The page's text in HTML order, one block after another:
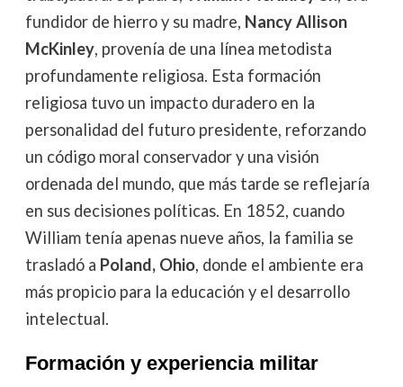
fundidor de hierro y su madre, Nancy Allison
McKinley, provenía de una línea metodista
profundamente religiosa. Esta formación
religiosa tuvo un impacto duradero en la
personalidad del futuro presidente, reforzando
un código moral conservador y una visión
ordenada del mundo, que más tarde se reflejaría
en sus decisiones políticas. En 1852, cuando
William tenía apenas nueve años, la familia se
trasladó a Poland, Ohio, donde el ambiente era
más propicio para la educación y el desarrollo
intelectual.
Formación y experiencia militar